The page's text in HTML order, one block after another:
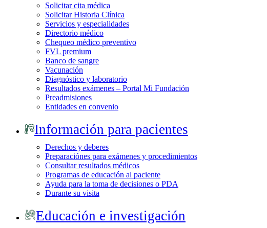
Solicitar cita médica
Solicitar Historia Clínica
Servicios y especialidades
Directorio médico
Chequeo médico preventivo
FVL premium
Banco de sangre
Vacunación
Diagnóstico y laboratorio
Resultados exámenes – Portal Mi Fundación
Preadmisiones
Entidades en convenio
Información para pacientes
Derechos y deberes
Preparaciónes para exámenes y procedimientos
Consultar resultados médicos
Programas de educación al paciente
Ayuda para la toma de decisiones o PDA
Durante su visita
Educación e investigación